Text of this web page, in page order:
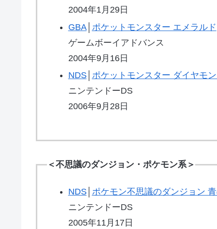
2004年1月29日
GBA│ ポケットモンスター エメラルド
ゲームボーイアドバンス
2004年9月16日
NDS│ ポケットモンスター ダイヤモ
ニンテンドーDS
2006年9月28日
＜不思議のダンジョン・ポケモン系＞
NDS│ ポケモン不思議のダンジョン
ニンテンドーDS
2005年11月17日